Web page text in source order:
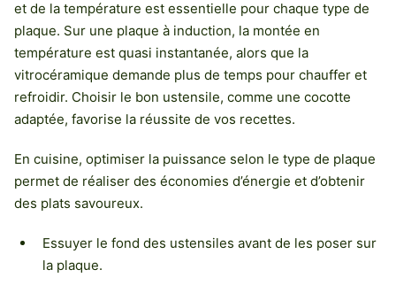
et de la température est essentielle pour chaque type de
plaque. Sur une plaque à induction, la montée en
température est quasi instantanée, alors que la
vitrocéramique demande plus de temps pour chauffer et
refroidir. Choisir le bon ustensile, comme une cocotte
adaptée, favorise la réussite de vos recettes.
En cuisine, optimiser la puissance selon le type de plaque
permet de réaliser des économies d’énergie et d’obtenir
des plats savoureux.
Essuyer le fond des ustensiles avant de les poser sur
la plaque.